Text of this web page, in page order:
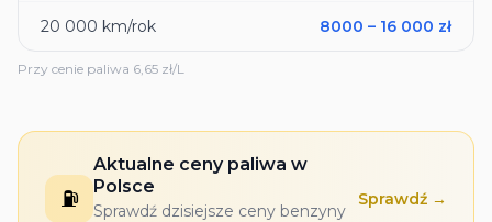
20 000 km/rok 8000 – 16 000 zł
Przy cenie paliwa 6,65 zł/L
⛽
Aktualne ceny paliwa w
Polsce
Sprawdź dzisiejsze ceny benzyny
Sprawdź →